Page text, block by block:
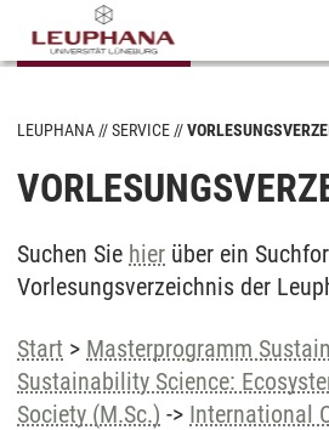
LEUPHANA SERVICE
Suchen Sie hier über ein
Vorlesungsverzeichnis der
Start > Masterprogramm
Sustainability Science:
Society (M.Sc.) -> International